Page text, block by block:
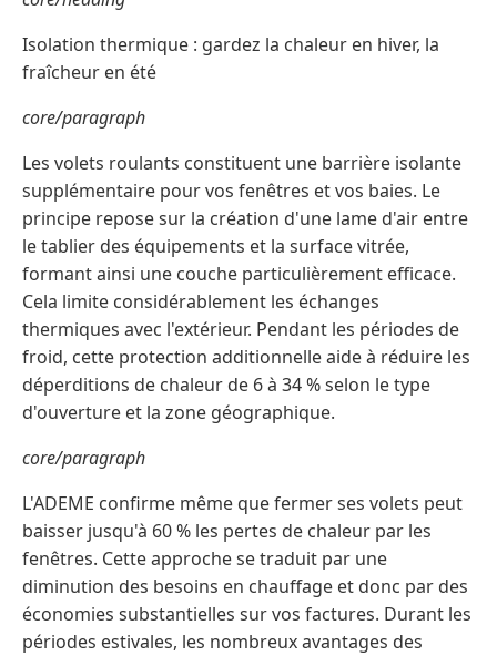
Isolation thermique : gardez la chaleur en hiver, la
fraîcheur en été
core/paragraph
Les volets roulants constituent une barrière isolante
supplémentaire pour vos fenêtres et vos baies. Le
principe repose sur la création d'une lame d'air entre
le tablier des équipements et la surface vitrée,
formant ainsi une couche particulièrement efficace.
Cela limite considérablement les échanges
thermiques avec l'extérieur. Pendant les périodes de
froid, cette protection additionnelle aide à réduire les
déperditions de chaleur de 6 à 34 % selon le type
d'ouverture et la zone géographique.
core/paragraph
L'ADEME confirme même que fermer ses volets peut
baisser jusqu'à 60 % les pertes de chaleur par les
fenêtres. Cette approche se traduit par une
diminution des besoins en chauffage et donc par des
économies substantielles sur vos factures. Durant les
périodes estivales, les nombreux avantages des